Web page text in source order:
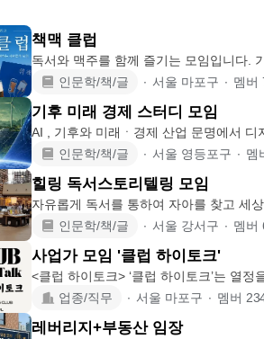
책맥 클럽
독서와 맥주를 함께 즐기는 모임입니다.
인문학/책/글
∙ 서울 마포구 ∙ 멤버
기후 미래 경제 스터디 모임
AI , 기
인문학/책/글
∙ 서울 영등포구 ∙ 멤
힐링 독서스토리텔링 모임
인문학/책/글
∙ 서울 강서구 ∙ 멤버
사업가 모임 '클럽 하이토크'
<클럽 하이토크> ‘클럽 하이토
업종/직무
∙ 서울 마포구 ∙ 멤버
레버리지+부동산 임장